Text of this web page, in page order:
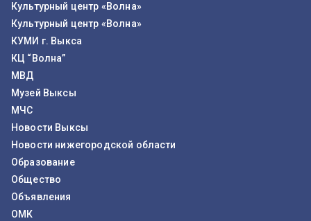
Культурный центр «Волна»
Культурный центр «Волна»
КУМИ г. Выкса
КЦ “Волна”
МВД
Музей Выксы
МЧС
Новости Выксы
Новости нижегородской области
Образование
Общество
Объявления
ОМК